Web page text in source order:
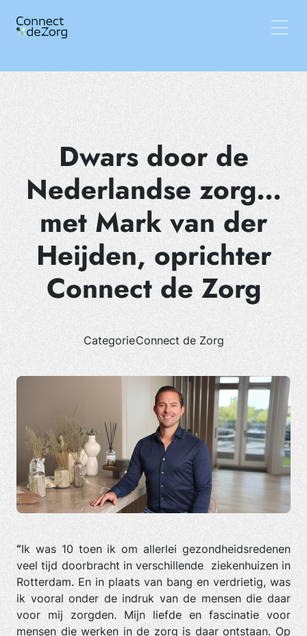
Team
Dwars door de
Nederlandse zorg…
met Mark van der
Heijden, oprichter
Connect de Zorg
CategorieConnect de Zorg
“Ik was 10 toen ik om allerlei gezondheidsredenen
veel tijd doorbracht in verschillende ziekenhuizen in
Rotterdam. En in plaats van bang en verdrietig, was
ik vooral onder de indruk van de mensen die daar
voor mij zorgden. Mijn liefde en fascinatie voor
mensen die werken in de zorg is daar ontstaan. Op